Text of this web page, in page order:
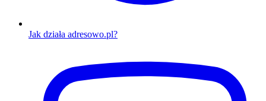
Jak działa adresowo.pl?